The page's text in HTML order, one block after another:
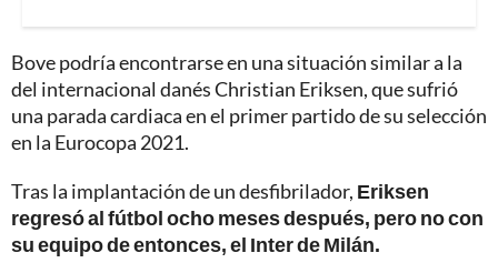
Bove podría encontrarse en una situación similar a la
del internacional danés Christian Eriksen, que sufrió
una parada cardiaca en el primer partido de su selección
en la Eurocopa 2021.
Tras la implantación de un desfibrilador, Eriksen
regresó al fútbol ocho meses después, pero no con
su equipo de entonces, el Inter de Milán.